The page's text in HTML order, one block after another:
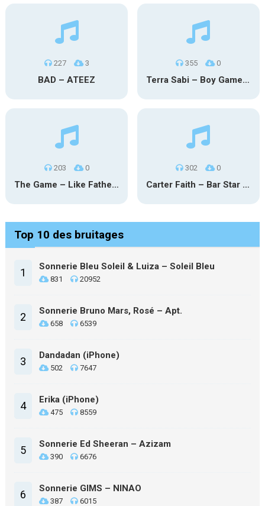
227 3
BAD – ATEEZ
355 0
Terra Sabi – Boy Game X Marcia Cruz
203 0
The Game – Like Father Like Daughter
302 0
Carter Faith – Bar Star Vevo
Top 10 des bruitages
1 Sonnerie Bleu Soleil & Luiza – Soleil Bleu
831 20952
2 Sonnerie Bruno Mars, Rosé – Apt.
658 6539
3 Dandadan (iPhone)
502 7647
4 Erika (iPhone)
475 8559
5 Sonnerie Ed Sheeran – Azizam
390 6676
6 Sonnerie GIMS – NINAO
387 6015